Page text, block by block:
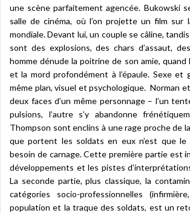
une scène parfaitement agencée. Bukowski
salle de cinéma, où l’on projette un film sur
mondiale. Devant lui, un couple se câline, tandis
sont des explosions, des chars d’assaut,
homme dénude la poitrine de son amie, quand
et la mord profondément à l’épaule. Sexe et
même plan, visuel et psychologique. Norman
deux faces d’un même personnage – l’un
pulsions, l’autre s’y abandonne
Thompson sont enclins à une rage proche de
que portent les soldats en eux n’est que le
besoin de carnage. Cette première partie est
développements et les pistes
La seconde partie, plus classique, la
catégories socio-professionnelles
population et la traque des soldats, est un